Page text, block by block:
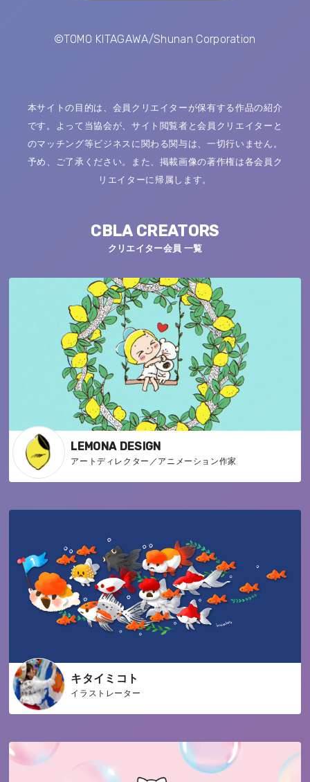
©TOMO KITAGAWA/Shunan Corporation
本サイトの目的は、会員クリエイターが保有する作品の紹介
です。よって当協会が、サイト閲覧者と会員クリエイターと
のマッチング等ビジネスに関わる関与は、一切行いません。
予め、ご了承ください。また、掲載画像の著作権は各会員ク
リエイターに帰属します。
CBLA CREATORS
クリエイター会員 一覧
LEMONA DESIGN
アートディレクター／アニメーション作家
キタイミコト
イラストレーター